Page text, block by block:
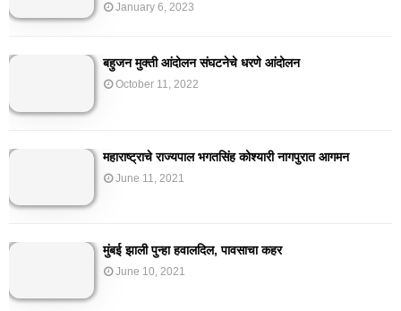
January 6, 2023
बहुजन मुक्ती आंदोलन संघटनेचे धरणे आंदोलन
October 11, 2022
महाराष्ट्राचे राज्यपाल भगतसिंह कोश्यारी नागपुरात आगमन
June 11, 2021
मुंबई झाली पुन्हा हवालदिल, पावसाचा कहर
June 10, 2021